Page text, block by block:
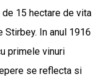
15 hectare de vita
In anul 1916
primele vinuri
se reflecta si